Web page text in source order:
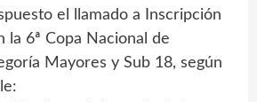
el llamado a Inscripción
la 6ª Copa Nacional de
Mayores y Sub 18, según